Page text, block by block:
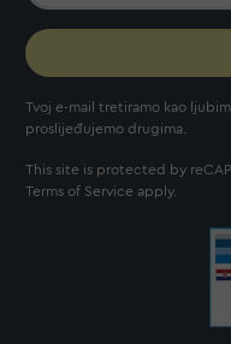
Tvoj e-mail tretiramo kao
proslijeđujemo drugima.
This site is protected by
Terms of Service apply.